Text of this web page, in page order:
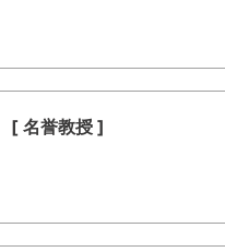
名誉教授 ]